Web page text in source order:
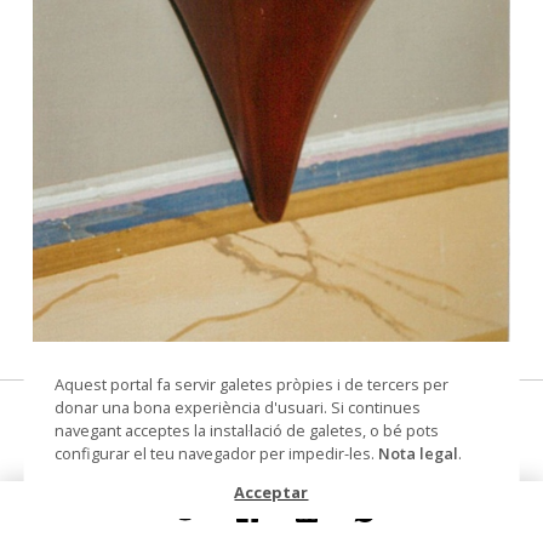
© Arxiu Fotogràfic del Consorci del Patrimoni de
Sitges
mènsula
Datació Primera meitat segle XX
Aquest portal fa servir galetes pròpies i de tercers per
donar una bona experiència d'usuari. Si continues
navegant acceptes la instal·lació de galetes, o bé pots
configurar el teu navegador per impedir-les. Nota legal.
Acceptar